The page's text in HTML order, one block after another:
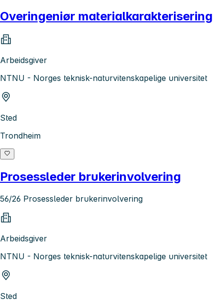
Overingeniør materialkarakterisering
Arbeidsgiver
NTNU - Norges teknisk-naturvitenskapelige universitet
Sted
Trondheim
Prosessleder brukerinvolvering
56/26 Prosessleder brukerinvolvering
Arbeidsgiver
NTNU - Norges teknisk-naturvitenskapelige universitet
Sted